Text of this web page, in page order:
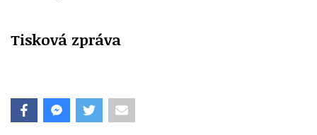
Tisková zpráva